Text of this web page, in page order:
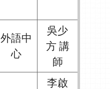
外語中
心
吳少
方 講
師
李啟